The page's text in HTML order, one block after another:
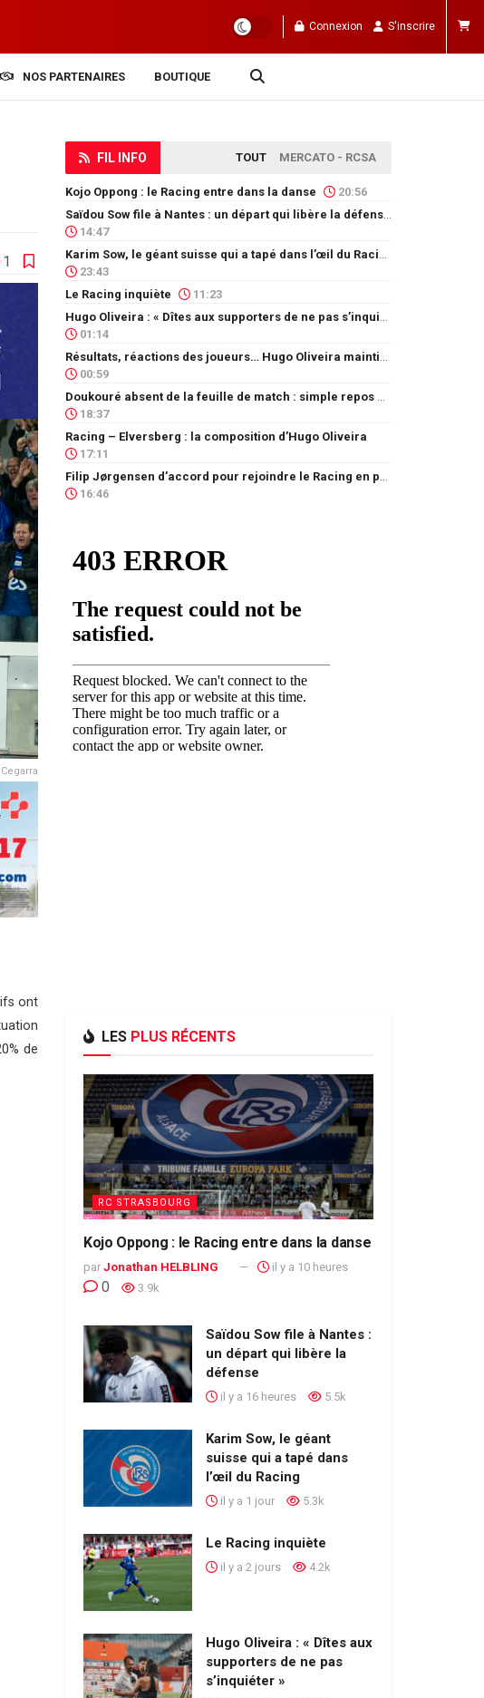
Connexion S'inscrire
NOS PARTENAIRES BOUTIQUE
1
ont
de
FIL INFO TOUT MERCATO - RCSA
Kojo Oppong : le Racing entre dans la danse 20:56
14:47
23:43
Le Racing inquiète
11:23
01:14
00:59
18:37
Racing – Elversberg : la composition d’Hugo Oliveira
17:11
16:46
LES PLUS RÉCENTS
RC STRASBOURG
Kojo Oppong : le Racing entre dans la danse
par Jonathan HELBLING il y a 10 heures
0 3.9k
Saïdou Sow file à Nantes :
un départ qui libère la
défense
il y a 16 heures 5.5k
Karim Sow, le géant
suisse qui a tapé dans
l’œil du Racing
il y a 1 jour 5.3k
Le Racing inquiète
il y a 2 jours 4.2k
Hugo Oliveira : « Dîtes aux
supporters de ne pas
s’inquiéter »